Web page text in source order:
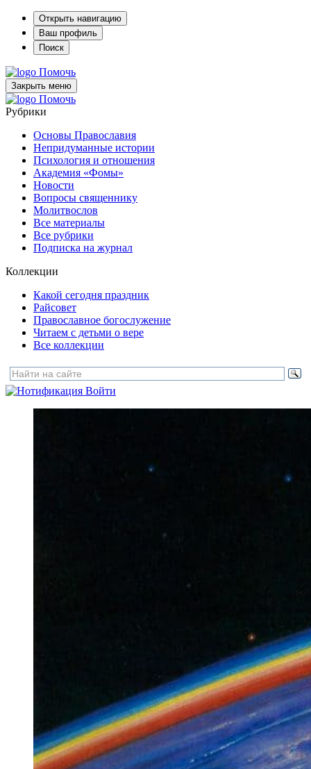
Открыть навигацию
Ваш профиль
Поиск
Помочь
Закрыть меню
Помочь
Рубрики
Основы Православия
Непридуманные истории
Психология и отношения
Академия «Фомы»
Новости
Вопросы священнику
Молитвослов
Все материалы
Все рубрики
Подписка на журнал
Коллекции
Какой сегодня праздник
Райсовет
Православное богослужение
Читаем с детьми о вере
Все коллекции
Войти